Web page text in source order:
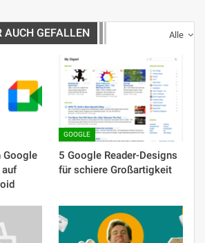
Alle
AUCH GEFALLEN
Google
GOOGLE
5 Google Reader-Designs
für schiere Großartigkeit